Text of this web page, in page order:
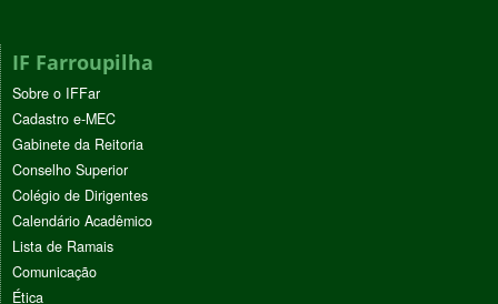
IF Farroupilha
Sobre o IFFar
Cadastro e-MEC
Gabinete da Reitoria
Conselho Superior
Colégio de Dirigentes
Calendário Acadêmico
Lista de Ramais
Comunicação
Ética